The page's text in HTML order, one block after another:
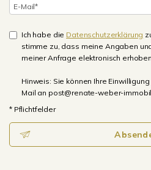
Ich habe die Datenschutzerklärung
stimme zu, dass meine Angaben
meiner Anfrage elektronisch
Hinweis: Sie können Ihre
Mail an post@renate-weber-
* Pflichtfelder